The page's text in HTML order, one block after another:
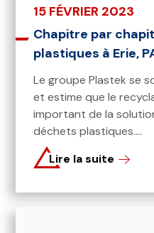
15 FÉVRIER 2023
Chapitre par
plastiques à Erie,
Le groupe Plastek se
et estime que le
important de la
déchets plastiques....
Lire la suite